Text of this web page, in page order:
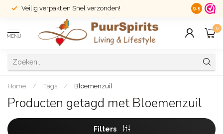
Veilig verpakt en Snel verzonden! 14 dagen
9.5
MENU
0
Home / Tags / Bloemenzuil
Producten getagd met Bloemenzuil
Filters